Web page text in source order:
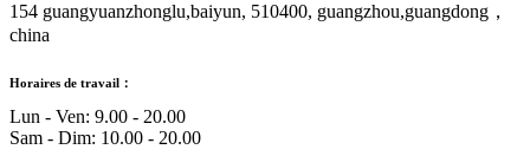
154 guangyuanzhonglu,baiyun, 510400, guangzhou,guangdong，
china
Horaires de travail：
Lun - Ven: 9.00 - 20.00
Sam - Dim: 10.00 - 20.00